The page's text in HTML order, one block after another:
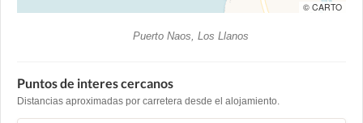
© CARTO
Puerto Naos, Los Llanos
Puntos de interes cercanos
Distancias aproximadas por carretera desde el alojamiento.